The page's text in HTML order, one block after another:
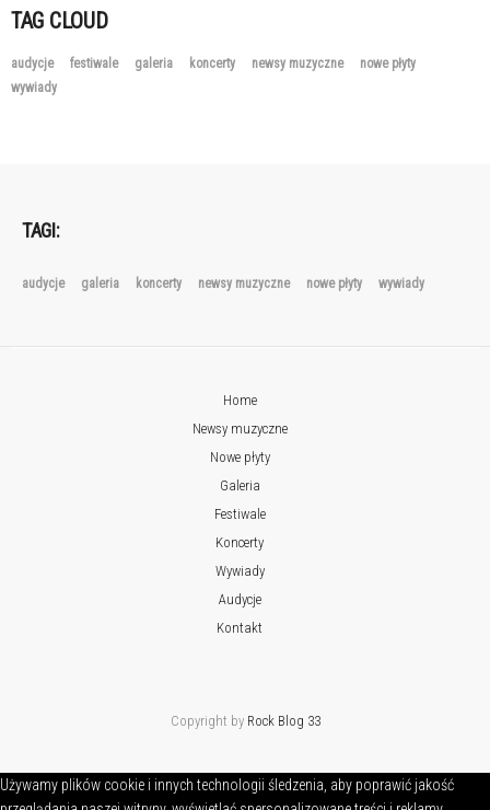
TAG CLOUD
audycje festiwale galeria koncerty newsy muzyczne
nowe płyty
wywiady
TAGI:
audycje galeria koncerty newsy muzyczne nowe płyty wywiady
Home
Newsy muzyczne
Nowe płyty
Galeria
Festiwale
Koncerty
Wywiady
Audycje
Kontakt
Copyright by Rock Blog 33
Używamy plików cookie i innych technologii śledzenia, aby poprawić jakość